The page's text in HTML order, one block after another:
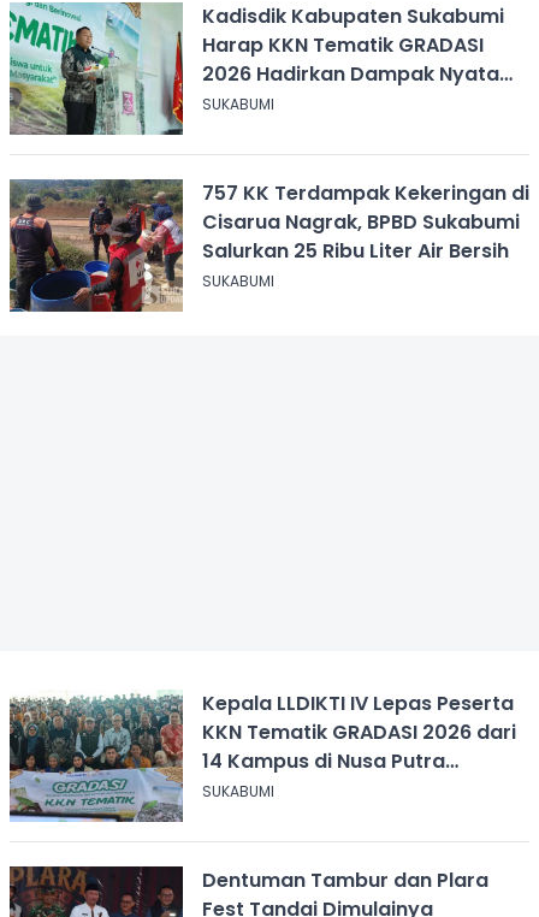
Kadisdik Kabupaten Sukabumi
Harap KKN Tematik GRADASI
2026 Hadirkan Dampak Nyata
bagi Masyarakat
SUKABUMI
757 KK Terdampak Kekeringan di
Cisarua Nagrak, BPBD Sukabumi
Salurkan 25 Ribu Liter Air Bersih
SUKABUMI
Kepala LLDIKTI IV Lepas Peserta
KKN Tematik GRADASI 2026 dari
14 Kampus di Nusa Putra
University
SUKABUMI
Dentuman Tambur dan Plara
Fest Tandai Dimulainya